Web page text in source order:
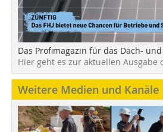
Das Profimagazin für das Dach-
Hier geht es zur aktuellen Ausgabe
Weitere Medien und Kanäle